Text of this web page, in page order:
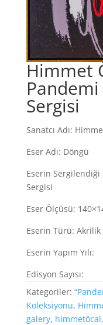
Himmet
Sergisi
Sanatcı Adı:
Eser Adı: Döngü
Eserin Sergilendiği
Sergisi
Eser Ölçüsü:
Eserin Türü: Akrilik
Eserin Yapım Yılı:
Edisyon Sayısı:
Kategoriler:
Koleksiyonu,
galery, himmetöcal,